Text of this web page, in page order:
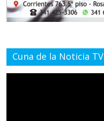
Cuna de la Noticia TV